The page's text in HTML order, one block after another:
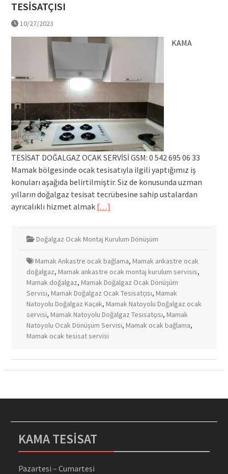
TESİSATÇISI
10/27/2023
KAMA
TESİSAT DOĞALGAZ OCAK SERVİSİ GSM: 0 542 695 06 33
Mamak bölgesinde ocak tesisatıyla ilgili yaptığımız iş
konuları aşağıda belirtilmiştir. Siz de konusunda uzman
yılların doğalgaz tesisat tecrübesine sahip ustalardan
ayrıcalıklı hizmet almak […]
Doğalgaz Ocak Montaj Kurulum Dönüşüm
Mamak Ankastre ocak bağlama, Mamak ankastre ocak
doğalgaz, Mamak ankastre ocak montaj kurulum servisis,
Mamak doğalgaz, Mamak Doğalgaz Ocak Dönüşüm
Servisi, Mamak Doğalgaz Ocak Tesisatçısı, Mamak
Natoyolu Doğalgaz Kaçak, Mamak Natoyolu Doğalgaz ocak
servisi, Mamak Natoyolu Doğalgaz Tesisatçısı, Mamak
Natoyolu Ocak Dönüşüm Servisi, Mamak ocak bağlama,
Mamak ocak tesisat servisi
KAMA TESİSAT
Pazartesi – Cumartesi